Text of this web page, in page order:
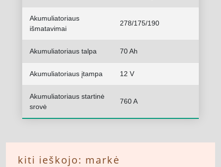
Akumuliatoriaus
išmatavimai
278/175/190
Akumuliatoriaus talpa 70 Ah
Akumuliatoriaus įtampa 12 V
Akumuliatoriaus startinė
srovė
760 A
kiti ieškojo: markė